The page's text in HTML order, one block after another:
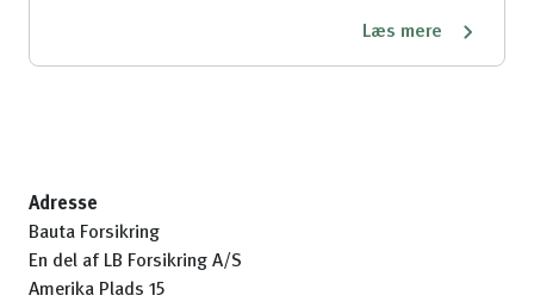
Læs mere
Adresse
Bauta Forsikring
En del af LB Forsikring A/S
Amerika Plads 15